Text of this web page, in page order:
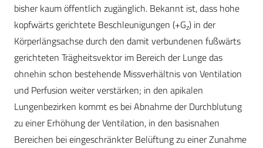
bisher kaum öffentlich zugänglich. Bekannt ist, dass hohe
kopfwärts gerichtete Beschleunigungen (+Gz) in der
Körperlängsachse durch den damit verbundenen fußwärts
gerichteten Trägheitsvektor im Bereich der Lunge das
ohnehin schon bestehende Missverhältnis von Ventilation
und Perfusion weiter verstärken; in den apikalen
Lungenbezirken kommt es bei Abnahme der Durchblutung
zu einer Erhöhung der Ventilation, in den basisnahen
Bereichen bei eingeschränkter Belüftung zu einer Zunahme